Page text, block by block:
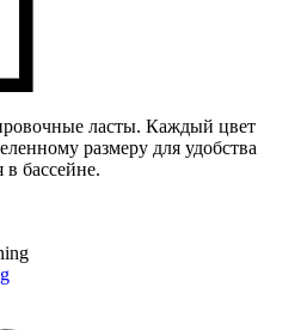
ласты. Каждый цвет
размеру для удобства
в бассейне.